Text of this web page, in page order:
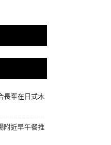
長輩在日式木
附近早午餐推